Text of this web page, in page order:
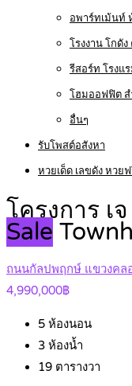
อพาร์ทเม้นท์
โรงงาน โกดั
รีสอร์ท โรงแ
โฮมออฟฟิต
อื่นๆ
รับโพสต์อสังหา
หวยเด็ด เลขดัง หวย
โครงการ เ
Sale
ถนนกัลปพฤกษ์ แขวงคล
4,990,000฿
5 ห้องนอน
3 ห้องน้ำ
19 ตารางวา